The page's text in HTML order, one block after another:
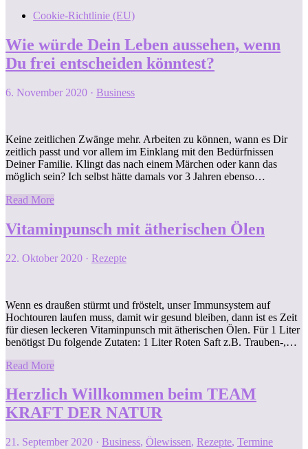
Cookie-Richtlinie (EU)
Wie würde Dein Leben aussehen, wenn
Du frei entscheiden könntest?
6. November 2020 · Business
Keine zeitlichen Zwänge mehr. Arbeiten zu können, wann es Dir
zeitlich passt und vor allem im Einklang mit den Bedürfnissen
Deiner Familie. Klingt das nach einem Märchen oder kann das
möglich sein? Ich selbst hätte damals vor 3 Jahren ebenso…
Read More
Vitaminpunsch mit ätherischen Ölen
22. Oktober 2020 · Rezepte
Wenn es draußen stürmt und fröstelt, unser Immunsystem auf
Hochtouren laufen muss, damit wir gesund bleiben, dann ist es Zeit
für diesen leckeren Vitaminpunsch mit ätherischen Ölen. Für 1 Liter
benötigst Du folgende Zutaten: 1 Liter Roten Saft z.B. Trauben-,…
Read More
Herzlich Willkommen beim TEAM
KRAFT DER NATUR
21. September 2020 · Business, Ölewissen, Rezepte, Termine